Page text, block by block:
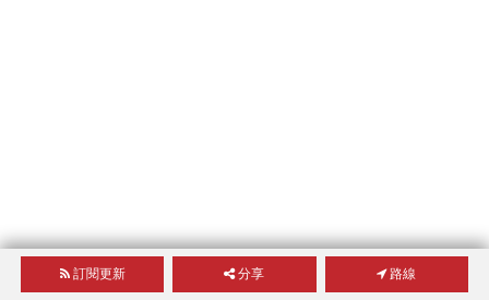
訂閱更新 分享 路線